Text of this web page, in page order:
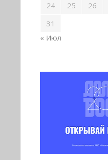
24
25 26
31
« Июл